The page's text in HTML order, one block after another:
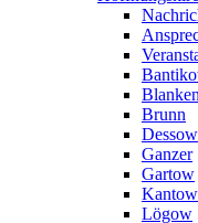
Brunn
Dessow
Ganzer
Gartow
Kantow
Lögow